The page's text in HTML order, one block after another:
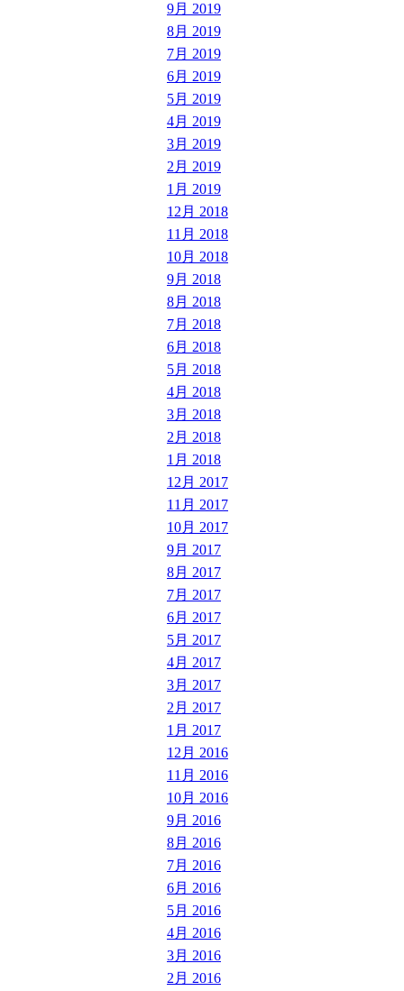
9月 2019
8月 2019
7月 2019
6月 2019
5月 2019
4月 2019
3月 2019
2月 2019
1月 2019
12月 2018
11月 2018
10月 2018
9月 2018
8月 2018
7月 2018
6月 2018
5月 2018
4月 2018
3月 2018
2月 2018
1月 2018
12月 2017
11月 2017
10月 2017
9月 2017
8月 2017
7月 2017
6月 2017
5月 2017
4月 2017
3月 2017
2月 2017
1月 2017
12月 2016
11月 2016
10月 2016
9月 2016
8月 2016
7月 2016
6月 2016
5月 2016
4月 2016
3月 2016
2月 2016